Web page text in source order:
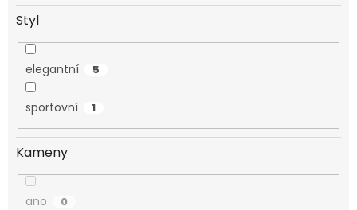
Styl
elegantní 5
sportovní 1
Kameny
ano 0